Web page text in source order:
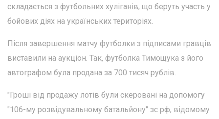
складається з футбольних хуліганів, що беруть участь у
бойових діях на українських територіях.
Після завершення матчу футболки з підписами гравців
виставили на аукціон. Так, футболка Тимощука з його
автографом була продана за 700 тисяч рублів.
"Гроші від продажу лотів були скеровані на допомогу
"106-му розвідувальному батальйону" зс рф, відомому